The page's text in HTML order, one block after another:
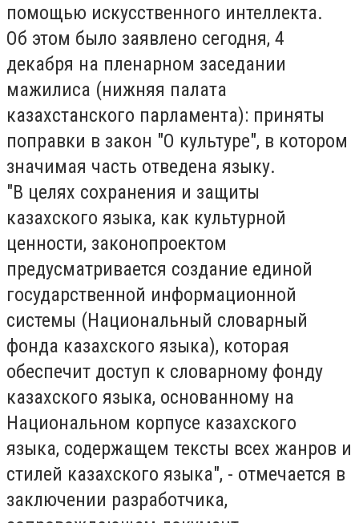
помощью искусственного интеллекта.
Об этом было заявлено сегодня, 4
декабря на пленарном заседании
мажилиса (нижняя палата
казахстанского парламента): приняты
поправки в закон "О культуре", в котором
значимая часть отведена языку.
"В целях сохранения и защиты
казахского языка, как культурной
ценности, законопроектом
предусматривается создание единой
государственной информационной
системы (Национальный словарный
фонда казахского языка), которая
обеспечит доступ к словарному фонду
казахского языка, основанному на
Национальном корпусе казахского
языка, содержащем тексты всех жанров и
стилей казахского языка", - отмечается в
заключении разработчика,